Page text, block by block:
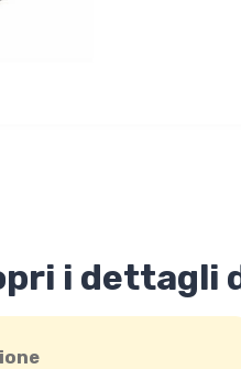
i dettagli